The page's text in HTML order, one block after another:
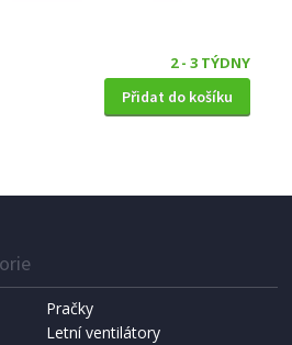
2 - 3 TÝDNY
Přidat do košíku
rozkládací bílá / dub san
Pračky
Letní ventilátory